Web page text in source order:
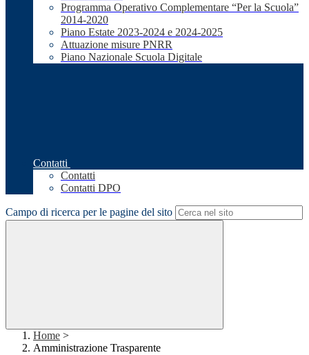
Programma Operativo Complementare “Per la Scuola”
2014-2020
Piano Estate 2023-2024 e 2024-2025
Attuazione misure PNRR
Piano Nazionale Scuola Digitale
Contatti
Contatti
Contatti DPO
Campo di ricerca per le pagine del sito
Home >
Amministrazione Trasparente